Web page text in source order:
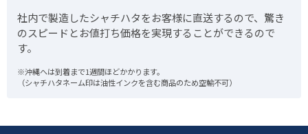
社内で製造したシャチハタをお客様に直送するので、驚き
のスピードとお値打ち価格を実現することができるので
す。
※沖縄へは到着まで1週間ほどかかります。
（シャチハタネーム印は油性インクを含む商品のため空輸不可）